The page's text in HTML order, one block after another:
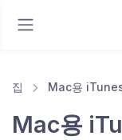
집 Mac용
Mac용